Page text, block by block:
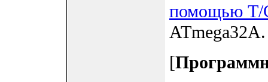
помощью T/
ATmega32A.
[